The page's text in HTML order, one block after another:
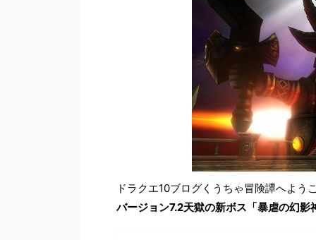
ドラクエ10ブログくうちゃ冒険譚へよう
バージョン7.2天獄の新ボス「暴虐の幻影